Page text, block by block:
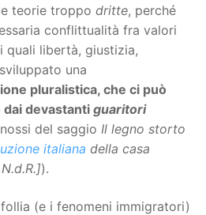
teorie troppo dritte, perché
conflittualità fra valori
quali libertà, giustizia,
una
pluralistica, che ci può
devastanti guaritori
del saggio Il legno storto
italiana della casa
).
(e i fenomeni immigratori)